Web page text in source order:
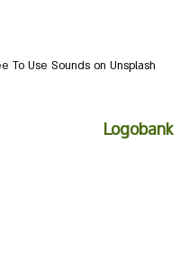
To Use Sounds on Unsplash
Logobank